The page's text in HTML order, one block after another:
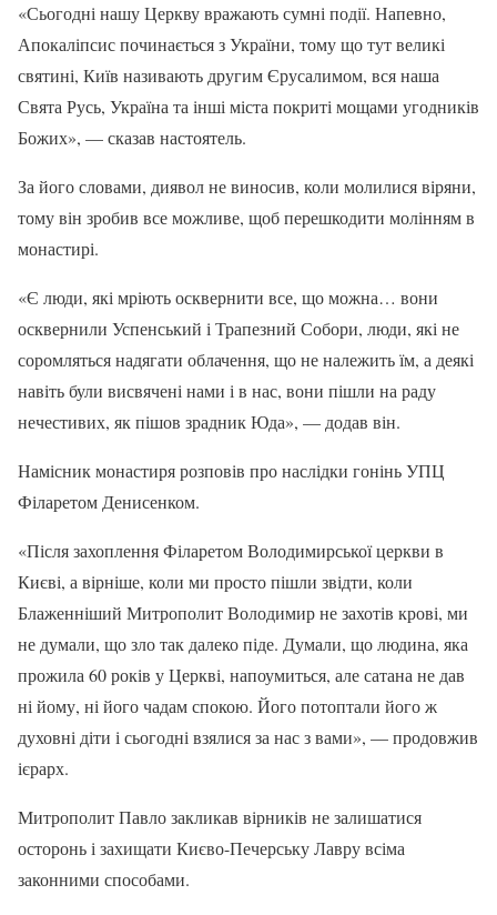
«Сьогодні нашу Церкву вражають сумні події. Напевно,
Апокаліпсис починається з України, тому що тут великі
святині, Київ називають другим Єрусалимом, вся наша
Свята Русь, Україна та інші міста покриті мощами угодників
Божих», — сказав настоятель.
За його словами, диявол не виносив, коли молилися віряни,
тому він зробив все можливе, щоб перешкодити молінням в
монастирі.
«Є люди, які мріють осквернити все, що можна… вони
осквернили Успенський і Трапезний Собори, люди, які не
соромляться надягати облачення, що не належить їм, а деякі
навіть були висвячені нами і в нас, вони пішли на раду
нечестивих, як пішов зрадник Юда», — додав він.
Намісник монастиря розповів про наслідки гонінь УПЦ
Філаретом Денисенком.
«Після захоплення Філаретом Володимирської церкви в
Києві, а вірніше, коли ми просто пішли звідти, коли
Блаженніший Митрополит Володимир не захотів крові, ми
не думали, що зло так далеко піде. Думали, що людина, яка
прожила 60 років у Церкві, напоумиться, але сатана не дав
ні йому, ні його чадам спокою. Його потоптали його ж
духовні діти і сьогодні взялися за нас з вами», — продовжив
ієрарх.
Митрополит Павло закликав вірників не залишатися
осторонь і захищати Києво-Печерську Лавру всіма
законними способами.